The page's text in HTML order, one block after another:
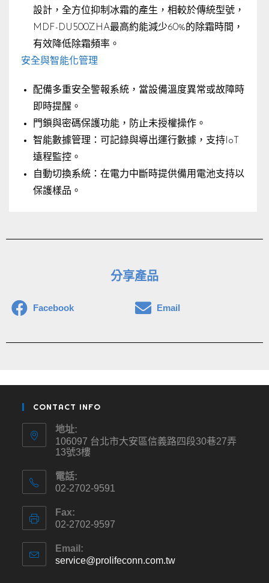
設計，全方位抑制冰霜的產生，相較於傳統型號，
MDF-DU500ZHA最高約能減少60%的除霜時間，
有效降低除霜頻率。
安全與智能化管理
配備多重安全警報系統，當設備溫度異常或故障時
即時提醒。
門鎖與密碼保護功能，防止未授權操作。
智能數據管理：可記錄與導出運行數據，支持IoT
遠程監控。
自動切換系統：在電力中斷時提供備用電池支持以
保護樣品。
分享產品
Facebook Email
CONTACT INFO
地址:
106097 台北市大安區信義路四段30巷27弄
13號3樓
電話:
02-2702-9591
Fax:
02-2702-9597
Email:
service@prolifeconn.com.tw